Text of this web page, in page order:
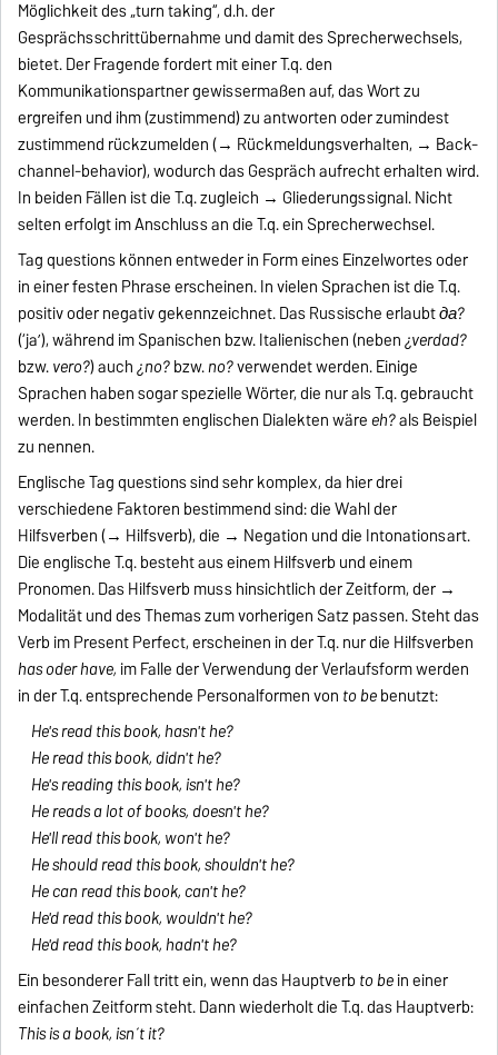
Möglichkeit des „turn taking“, d.h. der
Gesprächsschrittübernahme und damit des Sprecherwechsels,
bietet. Der Fragende fordert mit einer T.q. den
Kommunikationspartner gewissermaßen auf, das Wort zu
ergreifen und ihm (zustimmend) zu antworten oder zumindest
zustimmend rückzumelden (→ Rückmeldungsverhalten, → Back-
channel-behavior), wodurch das Gespräch aufrecht erhalten wird.
In beiden Fällen ist die T.q. zugleich → Gliederungssignal. Nicht
selten erfolgt im Anschluss an die T.q. ein Sprecherwechsel.
Tag questions können entweder in Form eines Einzelwortes oder
in einer festen Phrase erscheinen. In vielen Sprachen ist die T.q.
positiv oder negativ gekennzeichnet. Das Russische erlaubtда?
(‘ja’), während im Spanischen bzw. Italienischen (neben¿verdad?
bzw.vero?) auch¿no?bzw.no?verwendet werden. Einige
Sprachen haben sogar spezielle Wörter, die nur als T.q. gebraucht
werden. In bestimmten englischen Dialekten wäreeh?als Beispiel
zu nennen.
Englische Tag questions sind sehr komplex, da hier drei
verschiedene Faktoren bestimmend sind: die Wahl der
Hilfsverben (→ Hilfsverb), die → Negation und die Intonationsart.
Die englische T.q. besteht aus einem Hilfsverb und einem
Pronomen. Das Hilfsverb muss hinsichtlich der Zeitform, der →
Modalität und des Themas zum vorherigen Satz passen. Steht das
Verb im Present Perfect, erscheinen in der T.q. nur die Hilfsverben
hasoder have, im Falle der Verwendung der Verlaufsform werden
in der T.q. entsprechende Personalformen von to bebenutzt:
He's read this book, hasn't he?
He read this book, didn't he?
He's reading this book, isn't he?
He reads a lot of books, doesn't he?
He'll read this book, won't he?
He should read this book, shouldn't he?
He can read this book, can't he?
He'd read this book, wouldn't he?
He'd read this book, hadn't he?
Ein besonderer Fall tritt ein, wenn das Hauptverb to bein einer
einfachen Zeitform steht. Dann wiederholt die T.q. das Hauptverb:
This is a book, isn´t it?